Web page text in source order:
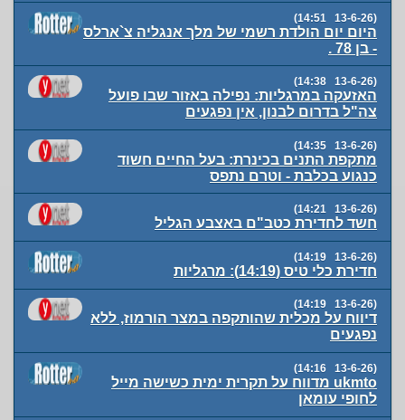
(13-6-26 14:51)
היום יום הולדת רשמי של מלך אנגליה צ`ארלס
- בן 78 .
(13-6-26 14:38)
האזעקה במרגליות: נפילה באזור שבו פועל
צה"ל בדרום לבנון, אין נפגעים
(13-6-26 14:35)
מתקפת התנים בכינרת: בעל החיים חשוד
כנגוע בכלבת - וטרם נתפס
(13-6-26 14:21)
חשד לחדירת כטב"ם באצבע הגליל
(13-6-26 14:19)
חדירת כלי טיס (14:19): מרגליות
(13-6-26 14:19)
דיווח על מכלית שהותקפה במצר הורמוז, ללא
נפגעים
(13-6-26 14:16)
ukmto מדווח על תקרית ימית כשישה מייל
לחופי עומאן